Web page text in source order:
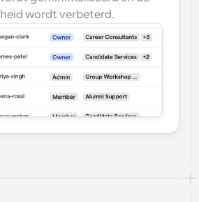
wordt verbeterd.